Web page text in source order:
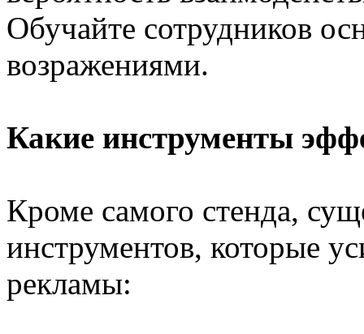
Обучайте сотрудников
возражениями.
Какие инструменты
Кроме самого стенда,
инструментов, которые
рекламы: